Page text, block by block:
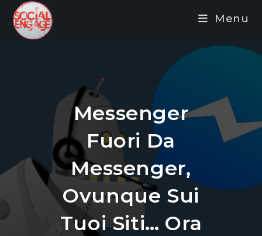
Salta
contenuto
Menu
Messenger
Fuori Da
Messenger,
Ovunque Sui
Tuoi Siti… Ora